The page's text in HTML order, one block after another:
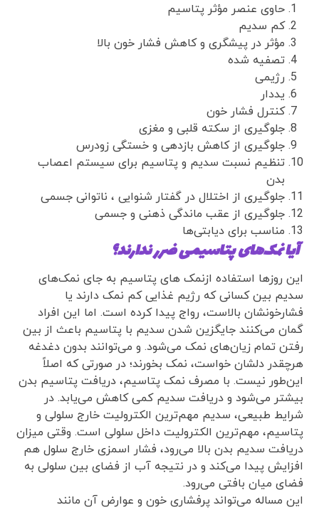
حاوی عنصر مؤثر پتاسیم
کم سدیم
مؤثر در پیشگری و کاهش فشار خون بالا
تصفیه شده
رژیمی
یددار
کنترل فشار خون
جلوگیری از سکته قلبی و مغزی
جلوگیری از کاهش بازدهی و خستگی زودرس
تنظیم نسبت سدیم و پتاسیم برای سیستم اعصاب
بدن
جلوگیری از اختلال در گفتار شنوایی ، ناتوانی جسمی
جلوگیری از عقب ماندگی ذهنی و جسمی
مناسب برای دیابتی‌ها
آیا نمک‌های پتاسیمی ضرر ندارند؟
این روزها استفاده ازنمک های پتاسیم به جای نمک‌های
سدیم بین کسانی که رژیم غذایی کم نمک دارند یا
فشارخونشان بالاست، رواج پیدا کرده است. اما این افراد
گمان می‌کنند جایگزین شدن سدیم با پتاسیم باعث از بین
رفتن تمام زیان‌های نمک می‌شود. و می‌توانند بدون دغدغه
هرچقدر دلشان خواست، نمک بخورند؛ در صورتی که اصلاً
این‌طور نیست. با مصرف نمک پتاسیم، دریافت پتاسیم بدن
بیشتر می‌شود و دریافت سدیم کمی کاهش می‌یابد. در
شرایط طبیعی، سدیم مهم‌ترین الکترولیت خارج سلولی و
پتاسیم، مهم‌ترین الکترولیت داخل سلولی است. وقتی میزان
دریافت سدیم بدن بالا می‌رود، فشار اسمزی خارج سلول هم
افزایش پیدا می‌کند و در نتیجه آب از فضای بین سلولی به
فضای میان بافتی می‌رود.
این مساله می‌تواند پرفشاری خون و عوارض آن مانند